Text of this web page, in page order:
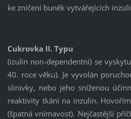
ke zničení buněk vytvářejících
Cukrovka II. Typu
(izulin non-dependentní) se
40. roce věku). Je vyvolán
slinivky, nebo jeho sníženou
reaktivity tkání na inzulin.
(špatná vnímavost). Nejčastější